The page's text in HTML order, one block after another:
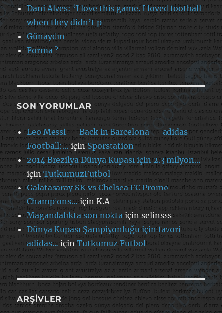
Dani Alves: ‘I love this game. I loved football
when they didn’t p
Günaydın
Forma ?
SON YORUMLAR
Leo Messi — Back in Barcelona — adidas
Football:…içinSporstation
2014 Brezilya Dünya Kupası için 2.3 milyon…
içinTutkumuzFutbol
Galatasaray SK vs Chelsea FC Promo –
Champions…içinK.A
Magandalıkta son noktaiçinselinsss
Dünya Kupası Şampiyonluğu için favori
adidas… içinTutkumuz Futbol
ARŞIVLER